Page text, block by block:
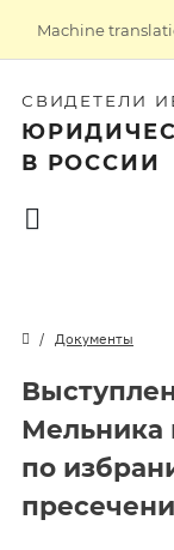
Machine
СВИДЕТЕЛИ
В РОССИИ
Документы
Мельника
по